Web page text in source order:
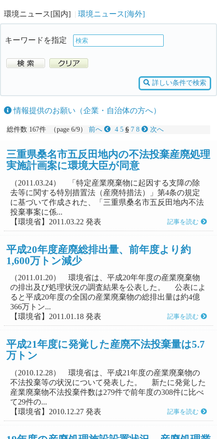
環境ニュース[国内] 環境ニュース[海外]
キーワードを指定
詳しい条件で検索
情報提供のお願い（企業・自治体の方へ）
総件数 167件 （page 6/9） 前へ 4 5 6 7 8 次へ
三重県桑名市五反田地内の不法投棄産廃処理
実施計画案に環境大臣が同意
（2011.03.24） 「特定産業廃棄物に起因する支障の除
去等に関する特別措置法（産廃特措法）」第4条の規定
に基づいて作成された、「三重県桑名市五反田地内不法
投棄事案に係...
【環境省】2011.03.22 発表
記事を読む
平成20年度産廃総排出量、前年度より約
1,600万トン減少
（2011.01.20） 環境省は、平成20年年度の産業廃棄物
の排出及び処理状況の調査結果を公表した。 公表によ
ると平成20年度の全国の産業廃棄物の総排出量は約4億
366万トン...
【環境省】2011.01.18 発表
記事を読む
平成21年度に発覚した産廃不法投棄量は5.7
万トン
（2010.12.28） 環境省は、平成21年度の産業廃棄物の
不法投棄等の状況について発表した。 新たに発覚した
産業廃棄物不法投棄件数は279件で前年度の308件に比べ
て29件の...
【環境省】2010.12.27 発表
記事を読む